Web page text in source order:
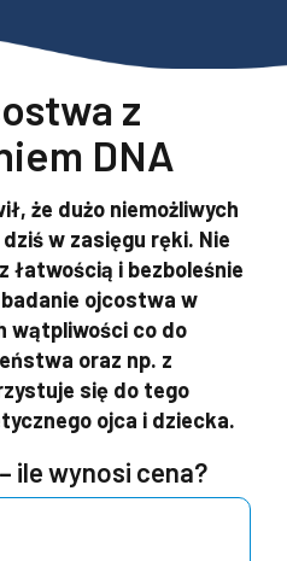
z
DNA
że dużo niemożliwych
w zasięgu ręki. Nie
łatwością i bezboleśnie
ojcostwa w
wątpliwości co do
oraz np. z
się do tego
ojca i dziecka.
ile wynosi cena?